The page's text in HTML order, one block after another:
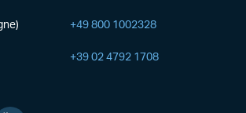
+49 800 1002328
+39 02 4792 1708